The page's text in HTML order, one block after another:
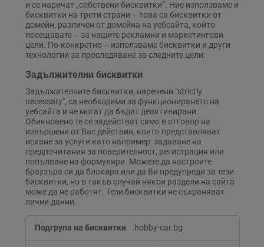
и се наричат „собствени бисквитки“. Ние използваме и
бисквитки на трети страни – това са бисквитки от
домейн, различен от домейна на уебсайта, който
посещавате – за нашите рекламни и маркетингови
цели. По-конкретно – използваме бисквитки и други
технологии за проследяване за следните цели:
Задължителни бисквитки
Задължителните бисквитки, наречени "strictly
necessary", са необходими за функционирането на
уебсайта и не могат да бъдат деактивирани.
Обикновено те се задействат само в отговор на
извършени от Вас действия, които представляват
искане за услуги като например: задаване на
предпочитания за поверителност, регистрация или
попълване на формуляри. Можете да настроите
браузъра си да блокира или да Ви предупреди за тези
бисквитки, но в такъв случай някои раздели на сайта
може да не работят. Тези бисквитки не съхраняват
лични данни.
бисквитки
.hobby-car.bg